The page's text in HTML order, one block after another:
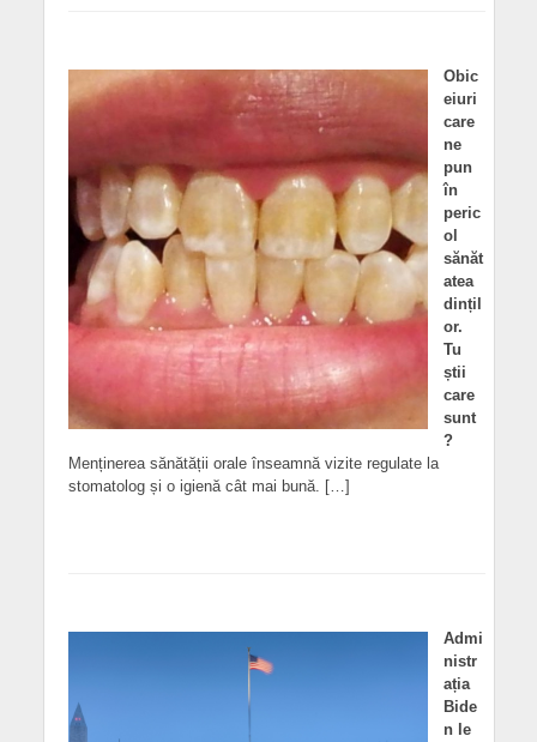
Obic
eiuri
care
ne
pun
în
peric
ol
sănăt
atea
dințil
or.
Tu
știi
care
sunt
?
Menținerea sănătății orale înseamnă vizite regulate la
stomatolog și o igienă cât mai bună. […]
Admi
nistr
ația
Bide
n le